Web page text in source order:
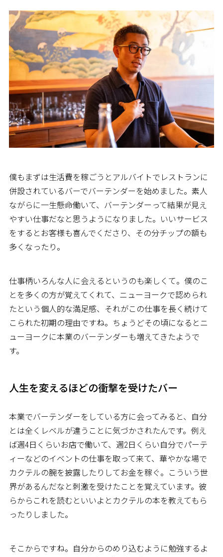
僕もまずは生活費を稼ごうとアルバイトでレストランに
併設されているバーでバーテンダーを始めました。素人
ながらに一生懸命働いて、バーテンダーって結果が見え
やすい仕事だなと思うようになりました。いいサービス
をするとお客様も喜んでくださり、その分チップの額も
多くなったり。
仕事柄いろんな人に会えるというのも楽しくて。僕のこ
とを多くの方が覚えてくれて、ニューヨークで認められ
たという個人的な満足感、それがこの仕事を長く続けて
こられた初期の理由ですね。ちょうどその頃になるとニ
ューヨークに本業のバーテンダーも増えてきたようで
す。
人生を変えるほどの衝撃を受けたバー
本業でバーテンダーをしている方に会ってみると、自分
とは全くレベルが違うことに気づかされたんです。例え
ば週4日くらいお店で働いて、週2日くらい自分でパーテ
ィーなどのイベントの仕事を取って来て、華やかな場で
カクテルの腕を披露したりしてお金を稼ぐ。こういう世
界があるんだなと刺激を受けたことを覚えています。彼
らからこれを読むといいよとカクテルの本を教えてもら
ったりしました。
そこからですね。自分からのめり込むように勉強するよ